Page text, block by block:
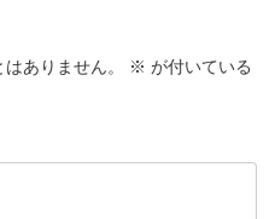
ありません。 ※ が付いている